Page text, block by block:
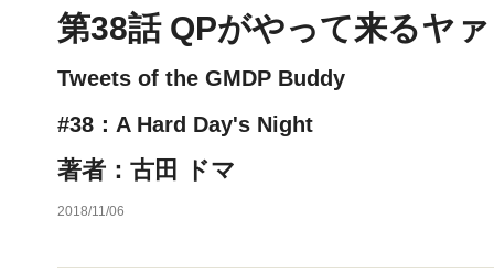
第38話 QPがやって来るヤ
Tweets of the GMDP Buddy
#38：A Hard Day's Night
著者：古田 ドマ
2018/11/06